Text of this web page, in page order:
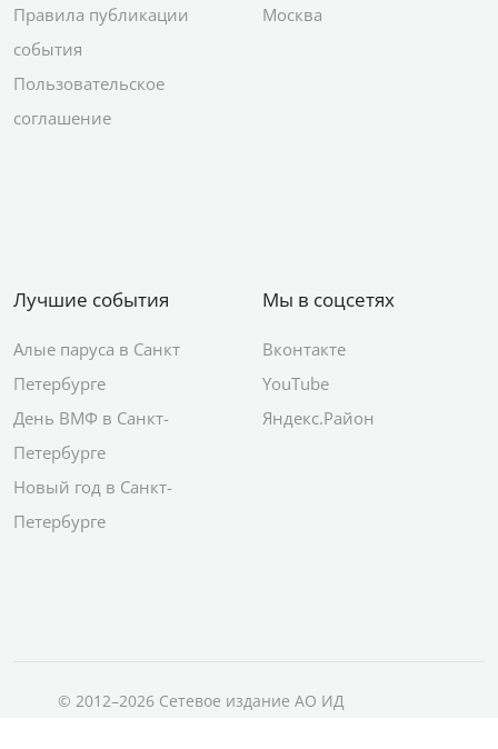
Правила публикации
события
Пользовательское
соглашение
Москва
Лучшие события
Алые паруса в Санкт
Петербурге
День ВМФ в Санкт-
Петербурге
Новый год в Санкт-
Петербурге
Мы в соцсетях
Вконтакте
YouTube
Яндекс.Район
© 2012–2026 Сетевое издание АО ИД